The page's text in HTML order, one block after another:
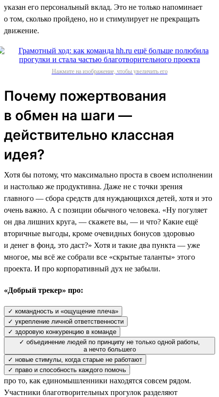
указан его персональный вклад. Это не только напоминает
о том, сколько пройдено, но и стимулирует не прекращать
движение.
Нажмите на изображение, чтобы увеличить его
Почему пожертвования
в обмен на шаги —
действительно классная
идея?
Хотя бы потому, что максимально проста в своем исполнении
и настолько же продуктивна. Даже не с точки зрения
главного — сбора средств для нуждающихся детей, хотя и это
очень важно. А с позиции обычного человека. «Ну погуляет
он два лишних круга, — скажете вы, — и что? Какие ещё
вторичные выгоды, кроме очевидных бонусов здоровью
и денег в фонд, это даст?» Хотя и такие два пункта — уже
многое, мы всё же собрали все «скрытые таланты» этого
проекта. И про корпоративный дух не забыли.
«Добрый трекер» про:
✓ командность и «ощущение плеча»
✓ укрепление личной ответственности
✓ здоровую конкуренцию в команде
✓ объединение людей по принципу не только одной работы,
а нечто большего
✓ новые стимулы, когда старые не работают
✓ право и способность каждого помочь
про то, как единомышленники находятся совсем рядом.
Участники благотворительных прогулок разделяют